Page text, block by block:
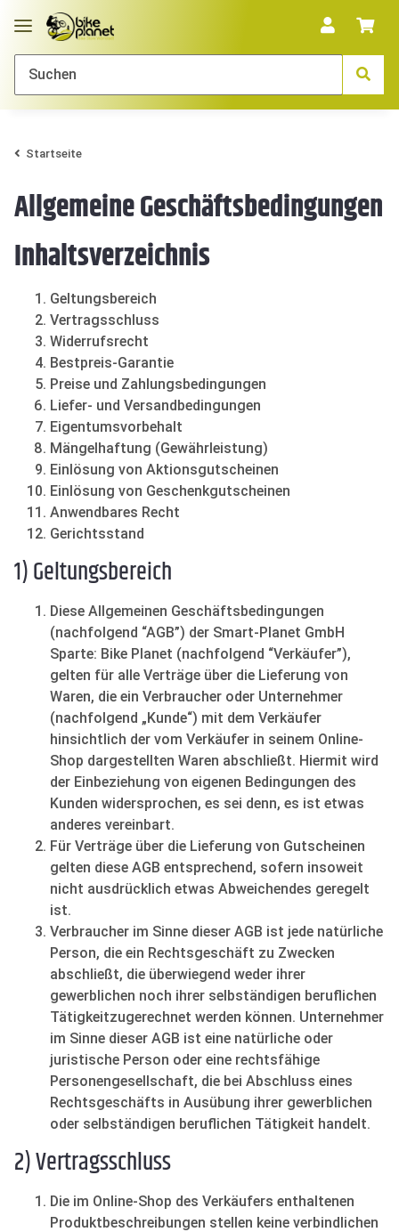
Startseite
Allgemeine Geschäftsbedingungen
Inhaltsverzeichnis
Geltungsbereich
Vertragsschluss
Widerrufsrecht
Bestpreis-Garantie
Preise und Zahlungsbedingungen
Liefer- und Versandbedingungen
Eigentumsvorbehalt
Mängelhaftung (Gewährleistung)
Einlösung von Aktionsgutscheinen
Einlösung von Geschenkgutscheinen
Anwendbares Recht
Gerichtsstand
1) Geltungsbereich
Diese Allgemeinen Geschäftsbedingungen
(nachfolgend “AGB”) der Smart-Planet GmbH
Sparte: Bike Planet (nachfolgend “Verkäufer”),
gelten für alle Verträge über die Lieferung von
Waren, die ein Verbraucher oder Unternehmer
(nachfolgend „Kunde“) mit dem Verkäufer
hinsichtlich der vom Verkäufer in seinem Online-
Shop dargestellten Waren abschließt. Hiermit wird
der Einbeziehung von eigenen Bedingungen des
Kunden widersprochen, es sei denn, es ist etwas
anderes vereinbart.
Für Verträge über die Lieferung von Gutscheinen
gelten diese AGB entsprechend, sofern insoweit
nicht ausdrücklich etwas Abweichendes geregelt
ist.
Verbraucher im Sinne dieser AGB ist jede natürliche
Person, die ein Rechtsgeschäft zu Zwecken
abschließt, die überwiegend weder ihrer
gewerblichen noch ihrer selbständigen beruflichen
Tätigkeitzugerechnet werden können. Unternehmer
im Sinne dieser AGB ist eine natürliche oder
juristische Person oder eine rechtsfähige
Personengesellschaft, die bei Abschluss eines
Rechtsgeschäfts in Ausübung ihrer gewerblichen
oder selbständigen beruflichen Tätigkeit handelt.
2) Vertragsschluss
Die im Online-Shop des Verkäufers enthaltenen
Produktbeschreibungen stellen keine verbindlichen